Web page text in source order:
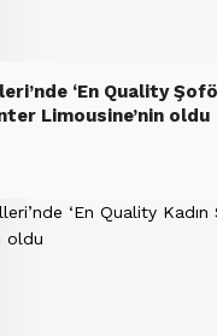
‘En Quality
Limousine’nin oldu